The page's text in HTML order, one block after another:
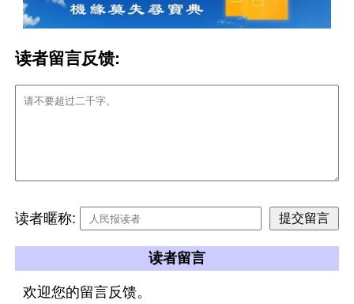
读者留言反馈:
读者暱称:
读者留言
欢迎您的留言反馈。